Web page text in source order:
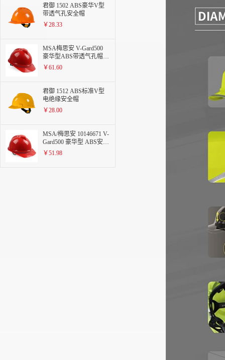
君御 1502 ABS豪华V型
带透气孔安全帽
￥28.33
MSA梅思安 V-Gard500
豪华型ABS带透气孔帽壳
超爱戴帽衬 灰针织吸汗
￥61.60
君御 1512 ABS标准V型
电绝缘安全帽
￥28.00
MSA/梅思安 10146671 V-
Gard500 豪华型 ABS安全
帽 带透气孔帽壳 一指键
￥51.98